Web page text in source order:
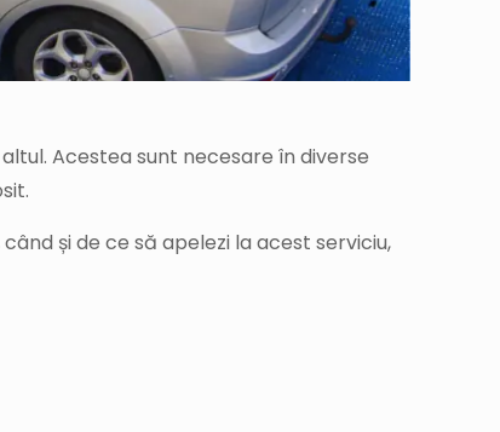
Acestea sunt necesare în diverse
și de ce să apelezi la acest serviciu,